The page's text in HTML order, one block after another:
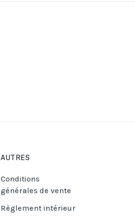
AUTRES
Conditions
générales de vente
Règlement intérieur